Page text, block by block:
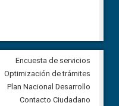
Veeduría para realizar el
seguimiento de la gestión
Autónomo Descentralizado
parroquial rural de Calacalí
Encuesta de servicios
Optimización de trámites
Plan Nacional Desarrollo
Contacto Ciudadano